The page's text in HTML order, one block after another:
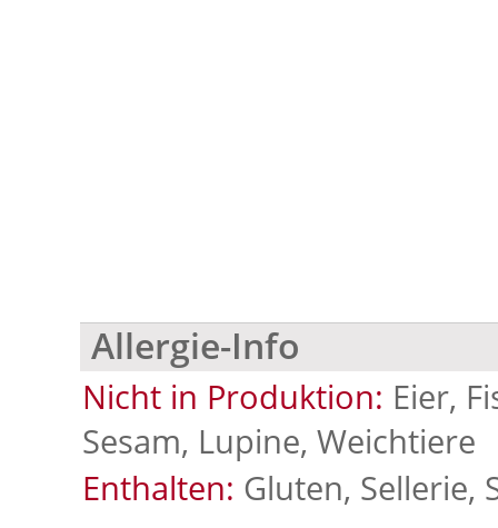
Allergie-Info
Nicht in Produktion: Eier,
Sesam, Lupine, Weichtiere
Enthalten: Gluten, Sellerie,